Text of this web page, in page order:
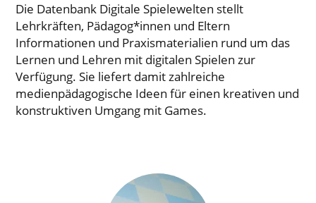
Die Datenbank Digitale Spielewelten stellt
Lehrkräften, Pädagog*innen und Eltern
Informationen und Praxismaterialien rund um das
Lernen und Lehren mit digitalen Spielen zur
Verfügung. Sie liefert damit zahlreiche
medienpädagogische Ideen für einen kreativen und
konstruktiven Umgang mit Games.